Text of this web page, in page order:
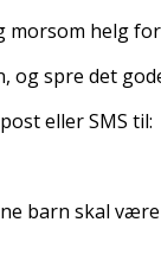
helg
og spre det
eller SMS til:
barn skal